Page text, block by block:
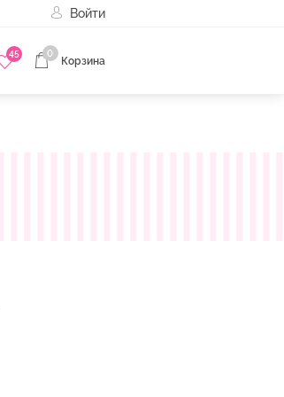
Войти
45 0
Корзина